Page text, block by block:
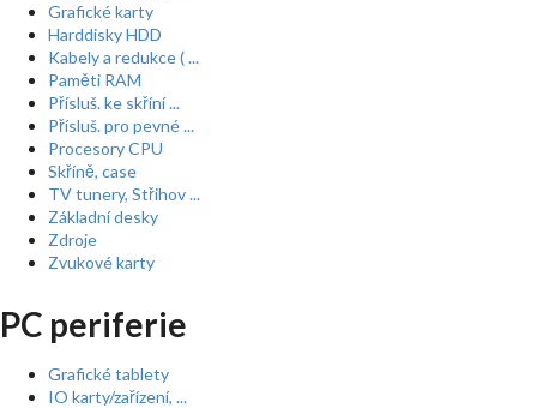
Grafické karty
Harddisky HDD
Kabely a redukce ( ...
Paměti RAM
Přísluš. ke skříní ...
Přísluš. pro pevné ...
Procesory CPU
Skříně, case
TV tunery, Střihov ...
Základní desky
Zdroje
Zvukové karty
PC periferie
Grafické tablety
IO karty/zařízení, ...